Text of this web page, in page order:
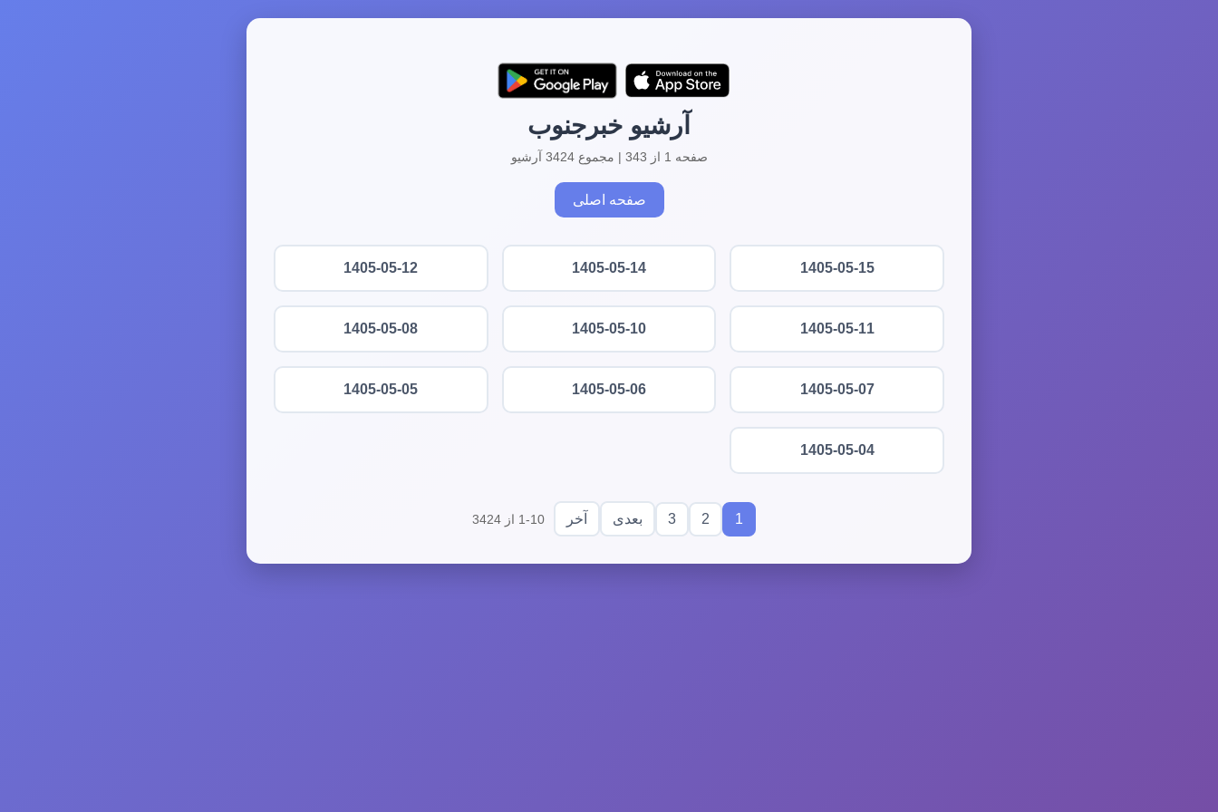
آرشیو خبرجنوب
صفحه 1 از 343 | مجموع 3424 آرشیو
صفحه اصلی
1405-05-15
1405-05-14
1405-05-12
1405-05-11
1405-05-10
1405-05-08
1405-05-07
1405-05-06
1405-05-05
1405-05-04
1
2
3 بعدی آخر 1-10 از 3424